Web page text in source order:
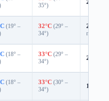
35°)
24%
(19° –
32°C (29° –
34°)
25%
mm)
(18° –
33°C (29° –
34°)
22%
(18° –
33°C (30° –
34°)
18%